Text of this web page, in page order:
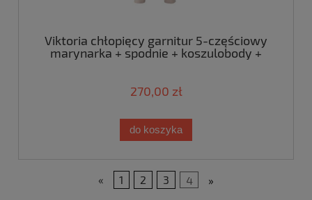
Viktoria chłopięcy garnitur 5-częściowy
marynarka + spodnie + koszulobody +
270,00 zł
do koszyka
« 1 2 3 4 »